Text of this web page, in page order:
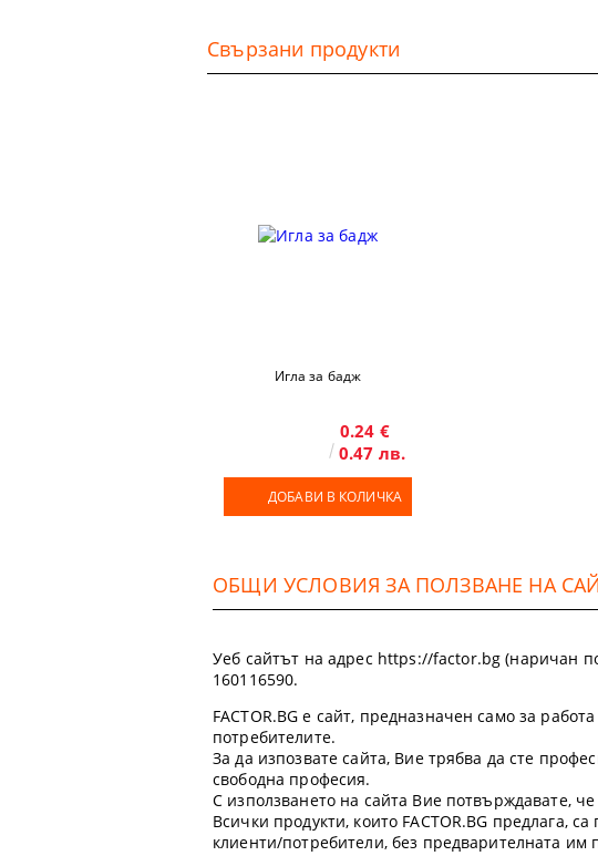
Свързани продукти
Игла за бадж
0.24 €
0.47 лв.
ДОБАВИ В КОЛИЧКА
ОБЩИ УСЛОВИЯ ЗА ПОЛЗВАНЕ НА
Уеб сайтът на адрес https://factor.bg (наричан
160116590.
FACTOR.BG е сайт, предназначен само за
потребителите.
За да изпозвате сайта, Вие трябва да сте
свободна професия.
С използването на сайта Вие потвърждавате,
Всички продукти, които FACTOR.BG предлага,
клиенти/потребители, без предварителната